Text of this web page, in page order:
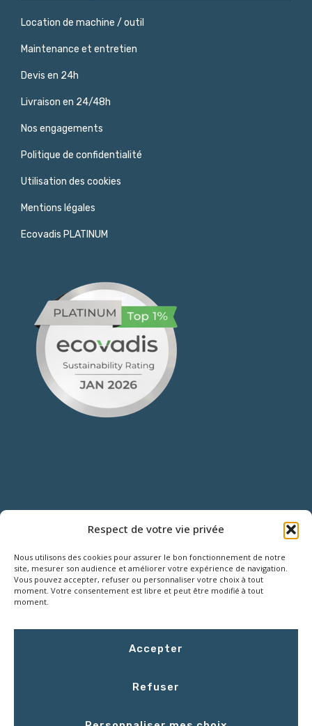
Respect de votre vie privée
Nous utilisons des cookies pour assurer le bon fonctionnement de notre
site, mesurer son audience et améliorer votre expérience de navigation.
Vous pouvez accepter, refuser ou personnaliser votre choix à tout
moment. Votre consentement est libre et peut être modifié à tout
moment.
Accepter
Refuser
Location de machine / outil
Maintenance et entretien
Devis en 24h
Livraison en 24/48h
Nos engagements
Politique de confidentialité
Utilisation des cookies
Mentions légales
Ecovadis PLATINUM
18 Rue Roger SALENGRO,
Z.I. des Grouëts, 41100 SAINT-OUEN